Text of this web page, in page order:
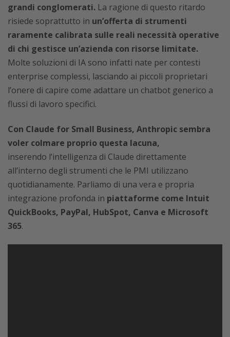
grandi conglomerati. La ragione di questo ritardo
risiede soprattutto in un’offerta di strumenti
raramente calibrata sulle reali necessità operative
di chi gestisce un’azienda con risorse limitate.
Molte soluzioni di IA sono infatti nate per contesti
enterprise complessi, lasciando ai piccoli proprietari
l’onere di capire come adattare un chatbot generico a
flussi di lavoro specifici.
Con Claude for Small Business, Anthropic sembra
voler colmare proprio questa lacuna,
inserendo l’intelligenza di Claude direttamente
all’interno degli strumenti che le PMI utilizzano
quotidianamente. Parliamo di una vera e propria
integrazione profonda in piattaforme come Intuit
QuickBooks, PayPal, HubSpot, Canva e Microsoft
365.